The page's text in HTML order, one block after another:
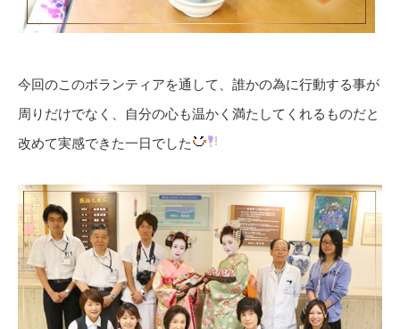
今回のこのボランティアを通して、誰かの為に行動する事が
周りだけでなく、自分の心も温かく満たしてくれるものだと
改めて実感できた一日でした